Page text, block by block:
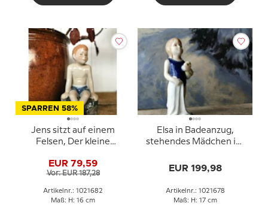
SPARREN 58%
Jens sitzt auf einem
Felsen, Der kleine
Copenhagen Figur Nr.
682
EUR 79,59
Vor: EUR 187,28
Artikelnr.: 1021682
Maß: H: 16 cm
Elsa in Badeanzug,
stehendes Mädchen im
EUR 199,98
Artikelnr.: 1021678
Maß: H: 17 cm